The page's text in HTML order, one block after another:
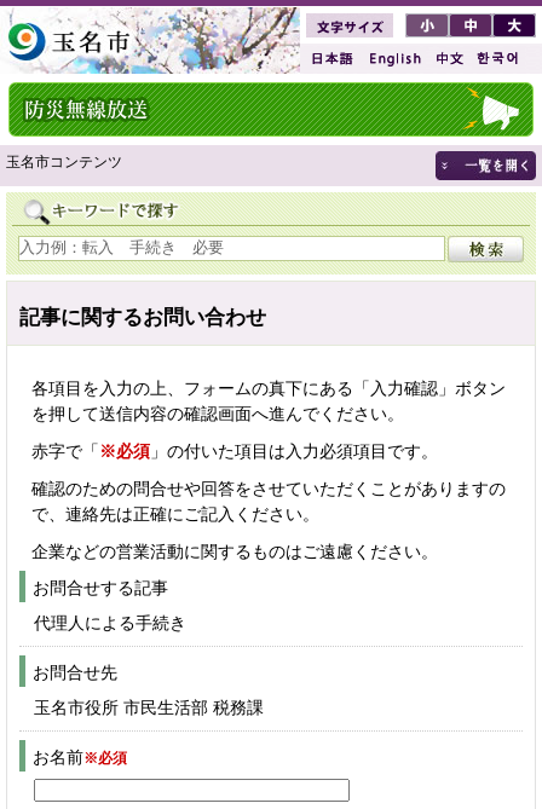
玉名市コンテンツ
記事に関するお問い合わせ
各項目を入力の上、フォームの真下にある「入力確認」ボタン
を押して送信内容の確認画面へ進んでください。
赤字で「 ※必須 」の付いた項目は入力必須項目です。
確認のための問合せや回答をさせていただくことがありますの
で、連絡先は正確にご記入ください。
企業などの営業活動に関するものはご遠慮ください。
お問合せする記事
代理人による手続き
お問合せ先
玉名市役所 市民生活部 税務課
お名前※必須